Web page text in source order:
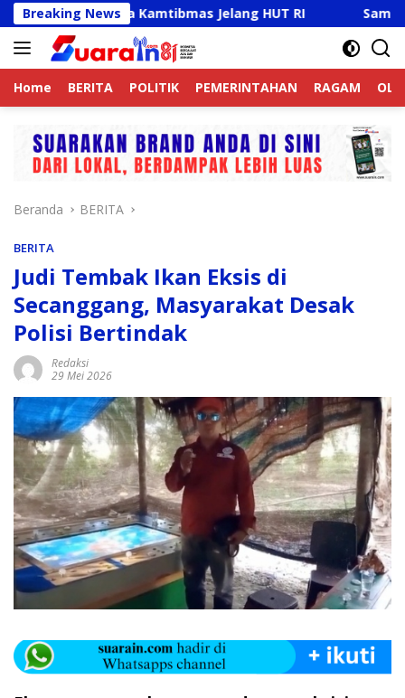
Langsung
ke
konten
Breaking News
Jaga Kamtibmas Jelang HUT RI Sambut HUT RI
Home BERITA POLITIK PEMERINTAHAN RAGAM
Beranda BERITA
BERITA
Judi Tembak Ikan Eksis di
Secanggang, Masyarakat Desak
Polisi Bertindak
Redaksi
29 Mei 2026